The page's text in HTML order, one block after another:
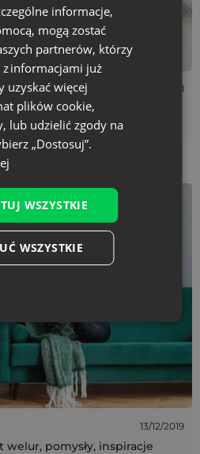
08/01/2021
igielnik - zrób to sam
13/12/2019
welur, pomysły, inspiracje
informacje,
mogą zostać
partnerów, którzy
z informacjami już
uzyskać więcej
plików cookie,
lub udzielić zgody na
„Dostosuj”.
WSZYSTKIE
WSZYSTKIE